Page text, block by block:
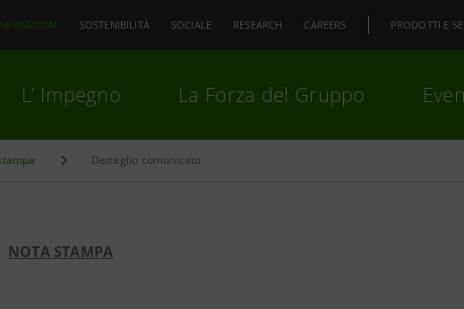
NEWSROOM SOSTENIBILITÀ SOCIALE RESEARCH CAREERS PRODOTTI E
L’ Impegno La Forza del Gruppo
Dettaglio comunicato
NOTA STAMPA